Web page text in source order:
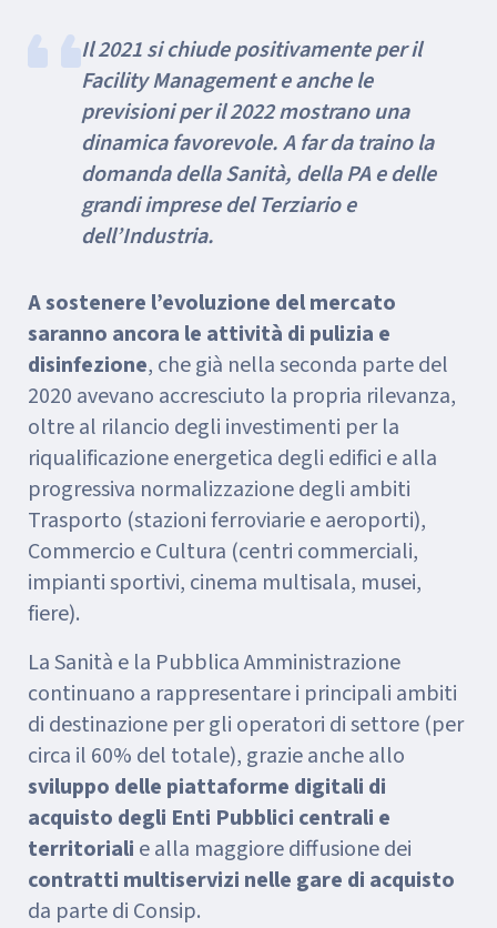
Il 2021 si chiude positivamente per il
Facility Management e anche le
previsioni per il 2022 mostrano una
dinamica favorevole. A far da traino la
domanda della Sanità, della PA e delle
grandi imprese del Terziario e
dell’Industria.
A sostenere l’evoluzione del mercato
saranno ancora le attività di pulizia e
disinfezione, che già nella seconda parte del
2020 avevano accresciuto la propria rilevanza,
oltre al rilancio degli investimenti per la
riqualificazione energetica degli edifici e alla
progressiva normalizzazione degli ambiti
Trasporto (stazioni ferroviarie e aeroporti),
Commercio e Cultura (centri commerciali,
impianti sportivi, cinema multisala, musei,
fiere).
La Sanità e la Pubblica Amministrazione
continuano a rappresentare i principali ambiti
di destinazione per gli operatori di settore (per
circa il 60% del totale), grazie anche allo
sviluppo delle piattaforme digitali di
acquisto degli Enti Pubblici centrali e
territoriali e alla maggiore diffusione dei
contratti multiservizi nelle gare di acquisto
da parte di Consip.